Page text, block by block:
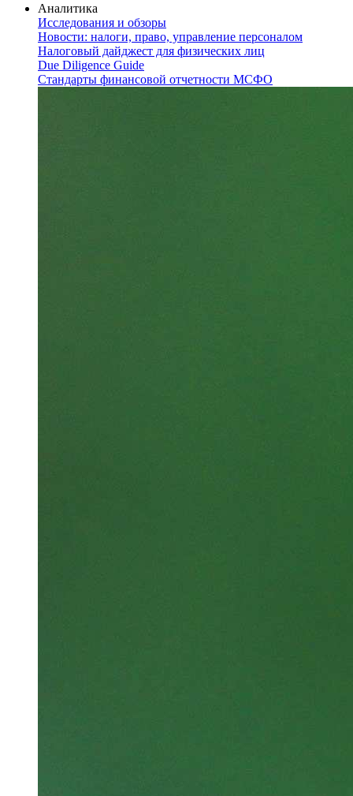
Аналитика
Исследования и обзоры
Новости: налоги, право, управление персоналом
Налоговый дайджест для физических лиц
Due Diligence Guide
Стандарты финансовой отчетности МСФО